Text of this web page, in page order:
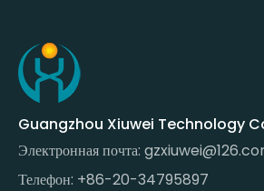
Guangzhou Xiuwei Technology
Электронная почта:
Телефон: +86-20-34795897